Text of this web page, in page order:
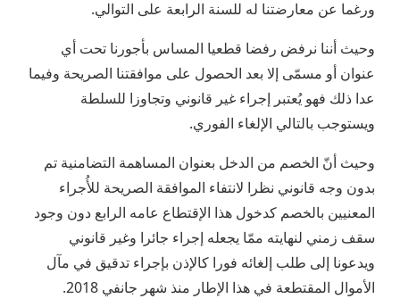
ورغما عن معارضتنا له للسنة الرابعة على التوالي.
وحيث أننا نرفض رفضا قطعيا المساس بأجورنا تحت أي
عنوان أو مسمّى إلا بعد الحصول على موافقتنا الصريحة وفيما
عدا ذلك فهو يُعتبر إجراء غير قانوني وتجاوزا للسلطة
ويستوجب بالتالي الإلغاء الفوري.
وحيث أنّ الخصم من الدخل بعنوان المساهمة التضامنية تم
بدون وجه قانوني نظرا لانتفاء الموافقة الصريحة للأُجراء
المعنيين بالخصم كدخول هذا الإقتطاع عامه الرابع دون وجود
سقف زمني لنهايته ممّا يجعله إجراء جائرا وغير قانوني
ويدعونا إلى طلب إلغائه فورا كالإذن بإجراء تدقيق في مآل
الأموال المقتطعة في هذا الإطار منذ شهر جانفي 2018.